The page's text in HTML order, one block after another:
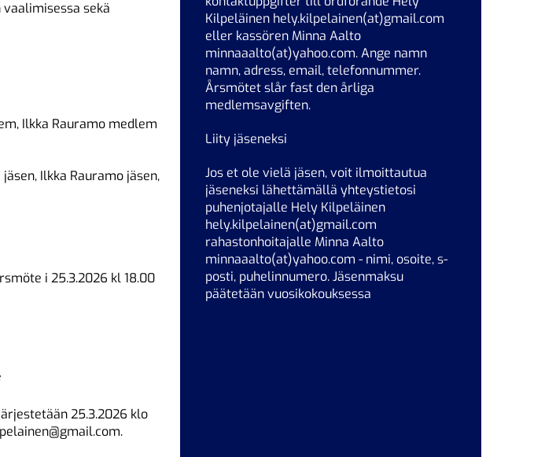
sekä
Ilkka Rauramo medlem
Ilkka Rauramo jäsen,
i 25.3.2026 kl 18.00
25.3.2026 klo
.
Kilpeläinen hely.kilpelainen(at)gmail.com
eller kassören Minna Aalto
minnaaalto(at)yahoo.com. Ange namn
namn, adress, email, telefonnummer.
Årsmötet slår fast den årliga
medlemsavgiften.
Liity jäseneksi
Jos et ole vielä jäsen, voit ilmoittautua
jäseneksi lähettämällä yhteystietosi
puhenjotajalle Hely Kilpeläinen
hely.kilpelainen(at)gmail.com
rahastonhoitajalle Minna Aalto
minnaaalto(at)yahoo.com - nimi, osoite, s-
posti, puhelinnumero. Jäsenmaksu
päätetään vuosikokouksessa